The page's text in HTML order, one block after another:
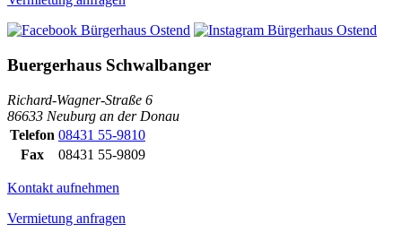
Buergerhaus Schwalbanger
Richard-Wagner-Straße 6
86633 Neuburg an der Donau
Telefon 08431 55-9810
Fax
08431 55-9809
Kontakt aufnehmen
Vermietung anfragen